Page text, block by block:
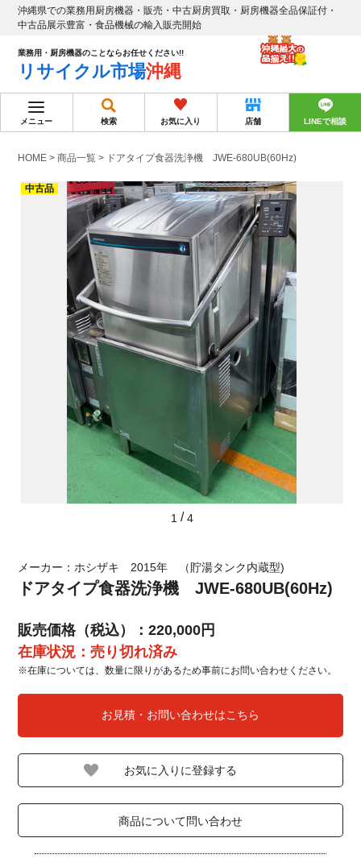
沖縄県での業務用厨房機器・販売・中古厨房買取・厨房機器全品保証付・
中古品展示豊富・食品機械の輸入販売開始
業務用・厨房機器のことならお任せください!!
リサイクル市場沖縄
メニュー 検索 お気に入り 店舗 LINEで相談
HOME >商品一覧 > ドアタイプ食器洗浄機 JWE-680UB(60Hz)
1 /4
中古品
メーカー：ホシザキ 2015年 （貯湯タンク内蔵型)
ドアタイプ食器洗浄機 JWE-680UB(60Hz)
販売価格（税込）：220,000円
在庫状況：売り切れ済み
※在庫については、数量に限りがあるため事前にお問い合わせください。
お見積・お問い合わせはこちら
商品について問い合わせ